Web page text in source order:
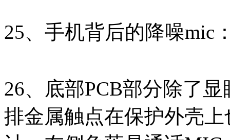
25、手机背后的降噪mic
26、底部PCB部分除了
排金属触点在保护外壳